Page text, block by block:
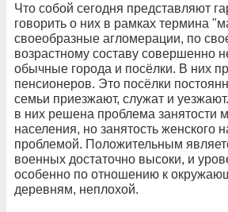
Что собой сегодня представляют
говорить о них в рамках термина
своеобразные агломерации, по
возрастному составу совершенно
обычные города и посёлки. В них
пенсионеров. Это посёлки
семьи приезжают, служат и
в них решена проблема занятости
населения, но занятость женского
проблемой. Положительным
военных достаточно высоки, и
особенно по отношению к
деревням, неплохой.